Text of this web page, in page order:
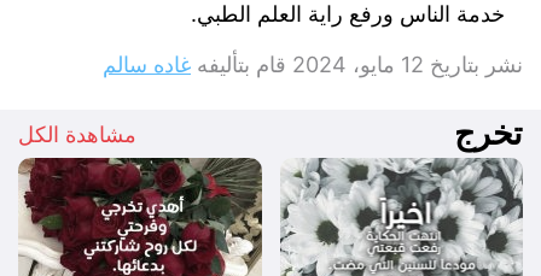
خدمة الناس ورفع راية العلم الطبي.
نشر بتاريخ 12 مايو، 2024 قام بتأليفه غاده سالم
تخرج مشاهدة الكل